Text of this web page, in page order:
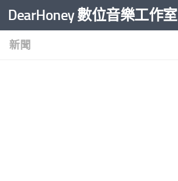
Skip to content
DearHoney 數位音樂工作室
新聞